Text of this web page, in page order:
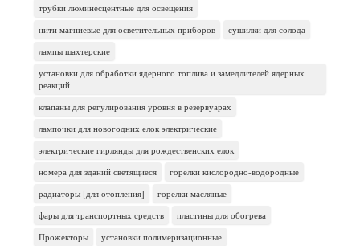
трубки люминесцентные для освещения
нити магниевые для осветительных приборов
сушилки для солода
лампы шахтерские
установки для обработки ядерного топлива и замедлителей ядерных
реакций
клапаны для регулирования уровня в резервуарах
лампочки для новогодних елок электрические
электрические гирлянды для рождественских елок
номера для зданий светящиеся
горелки кислородно-водородные
радиаторы [для отопления]
горелки масляные
фары для транспортных средств
пластины для обогрева
Прожекторы
установки полимеризационные